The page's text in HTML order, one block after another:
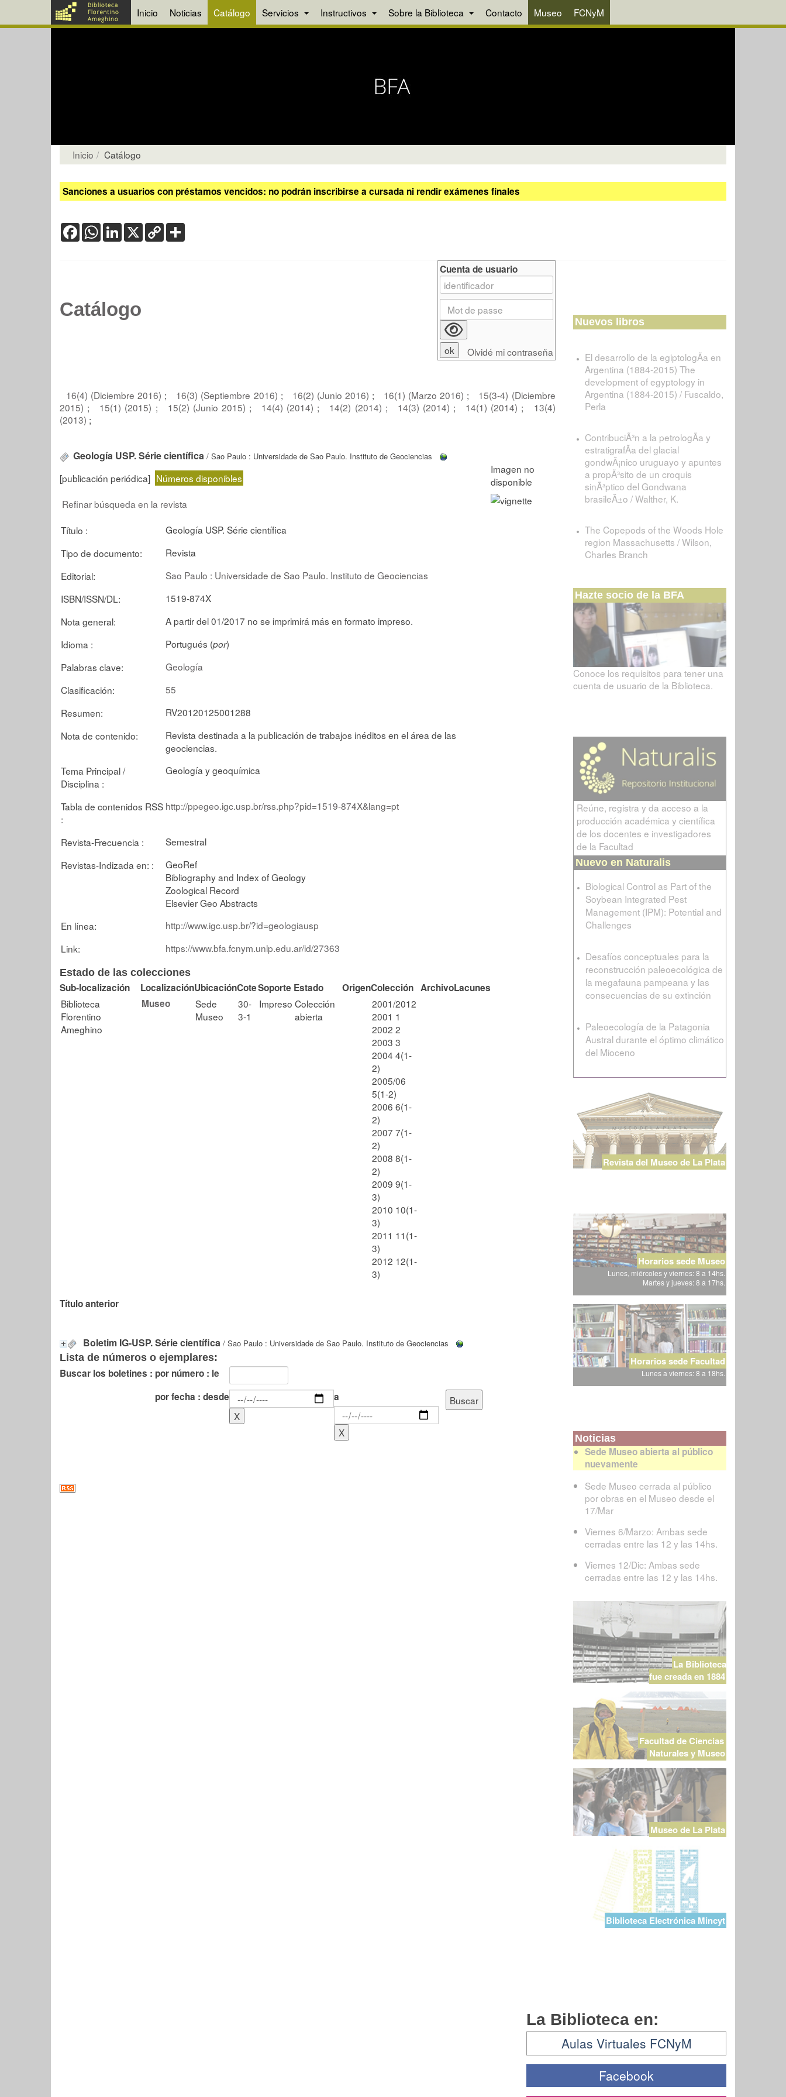
Inicio Noticias Catálogo Servicios Instructivos Sobre la Biblioteca Contacto Museo FCNyM
Inicio Catálogo
Sanciones a usuarios con préstamos vencidos: no podrán inscribirse a cursada ni rendir exámenes finales
FacebookWhatsApp
LinkedIn
X Copy
Link
Catálogo
16(4) (Diciembre 2016) ; 16(3) (Septiembre 2016) ; 16(2) (Junio 2016) ; 16(1) (Marzo 2016) ;
15(3-4) (Diciembre
2015) ; 15(1) (2015) ; 15(2) (Junio 2015) ; 14(4) (2014) ; 14(2) (2014) ; 14(3) (2014) ; 14(1) (2014) ;
13(4)
(2013) ;
Geología USP. Série científica / Sao Paulo : Universidade de Sao Paulo. Instituto de Geociencias
[publicación periódica] Números disponibles
Refinar búsqueda en la revista
Título :
Geología USP. Série científica
Tipo de documento:
Revista
Editorial:
Sao Paulo : Universidade de Sao Paulo. Instituto de Geociencias
ISBN/ISSN/DL:
1519-874X
Nota general:
A partir del 01/2017 no se imprimirá más en formato impreso.
Idioma :
Portugués (por)
Palabras clave:
Geología
Clasificación:
55
Resumen:
RV20120125001288
Nota de contenido:
Revista destinada a la publicación de trabajos inéditos en el área de las
geociencias.
Tema Principal /
Disciplina :
Geología y geoquímica
Tabla de contenidos RSS
:
http://ppegeo.igc.usp.br/rss.php?pid=1519-874X&lang=pt
Revista-Frecuencia :
Semestral
Revistas-Indizada en: :
GeoRef
Bibliography and Index of Geology
Zoological Record
Elsevier Geo Abstracts
En línea:
http://www.igc.usp.br/?id=geologiausp
Link:
https://www.bfa.fcnym.unlp.edu.ar/id/27363
Estado de las colecciones
Sub-localización LocalizaciónUbicaciónCoteSoporte Estado OrigenColección ArchivoLacunes
Biblioteca
Florentino
Ameghino
Museo
Sede
Museo
30-
3-1
Impreso Colección
abierta
2001/2012
2001 1
2002 2
2003 3
2004 4(1-
2)
2005/06
5(1-2)
2006 6(1-
2)
2007 7(1-
2)
2008 8(1-
2)
2009 9(1-
3)
2010 10(1-
3)
2011 11(1-
3)
2012 12(1-
3)
Título anterior
Boletim IG-USP. Série científica / Sao Paulo : Universidade de Sao Paulo. Instituto de Geociencias
Lista de números o ejemplares:
Buscar los boletines : por número : le
por fecha : desde
a
Cuenta de usuario
Olvidé mi contraseña
Nuevos libros
El desarrollo de la egiptologÃ­a en
Argentina (1884-2015) The
development of egyptology in
Argentina (1884-2015) / Fuscaldo,
Perla
ContribuciÃ³n a la petrologÃ­a y
estratigrafÃ­a del glacial
gondwÃ¡nico uruguayo y apuntes
a propÃ³sito de un croquis
sinÃ³ptico del Gondwana
brasileÃ±o / Walther, K.
The Copepods of the Woods Hole
region Massachusetts / Wilson,
Charles Branch
Hazte socio de la BFA
Conoce los requisitos para tener una
cuenta de usuario de la Biblioteca.
Reúne, registra y da acceso a la
producción académica y científica
de los docentes e investigadores
de la Facultad
Nuevo en Naturalis
Biological Control as Part of the
Soybean Integrated Pest
Management (IPM): Potential and
Challenges
Desafíos conceptuales para la
reconstrucción paleoecológica de
la megafauna pampeana y las
consecuencias de su extinción
Paleoecología de la Patagonia
Austral durante el óptimo climático
del Mioceno
Revista del Museo de La Plata
Horarios sede Museo
Lunes, miércoles y viernes: 8 a 14hs.
Martes y jueves: 8 a 17hs.
Horarios sede Facultad
Lunes a viernes: 8 a 18hs.
Noticias
Sede Museo abierta al público
nuevamente
Sede Museo cerrada al público
por obras en el Museo desde el
17/Mar
Viernes 6/Marzo: Ambas sede
cerradas entre las 12 y las 14hs.
Viernes 12/Dic: Ambas sede
cerradas entre las 12 y las 14hs.
La Biblioteca
fue creada en 1884
Facultad de Ciencias
Naturales y Museo
Museo de La Plata
Biblioteca Electrónica Mincyt
La Biblioteca en:
Aulas Virtuales FCNyM
Facebook